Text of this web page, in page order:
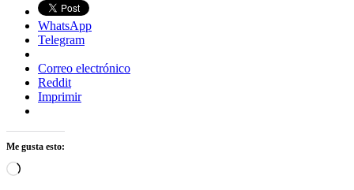
WhatsApp
Telegram
Correo electrónico
Reddit
Imprimir
Me gusta esto:
Cargando...